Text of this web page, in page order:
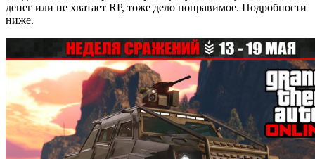
денег или не хватает RP, тоже дело поправимое. Подробности
ниже.